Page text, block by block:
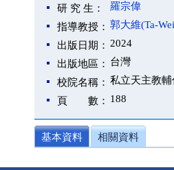
研 究 生：
羅宗偉
指導教授： 郭大維(Ta-
出版日期： 2024
出版地區： 台灣
校院名稱： 私立天主教
頁 數： 188
基本資料 相關資料